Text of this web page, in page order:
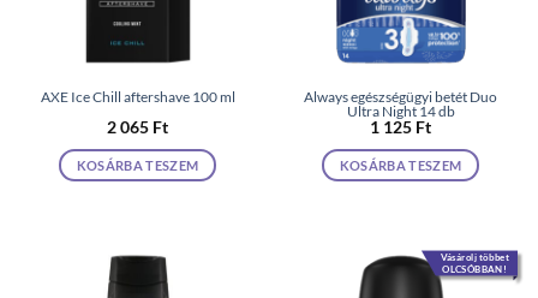
AXE Ice Chill aftershave 100 ml
2 065 Ft
KOSÁRBA TESZEM
Always egészségügyi betét Duo
Ultra Night 14 db
1 125 Ft
KOSÁRBA TESZEM
Vásárolj többet
OLCSÓBBAN!